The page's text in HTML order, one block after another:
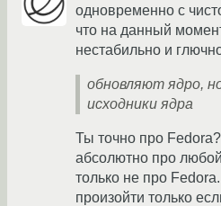
одновременно с
что на данный
нестабильно и
обновляют ядро,
исходники ядра
Ты точно про
абсолютно про
только не про
произойти только